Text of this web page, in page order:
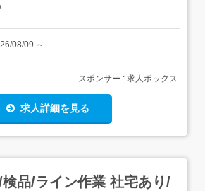
08/09 ～
スポンサー : 求人ボックス
求人詳細を見る
品/ライン作業 社宅あり/